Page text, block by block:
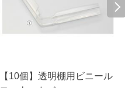
【10個】透明棚用ビニール